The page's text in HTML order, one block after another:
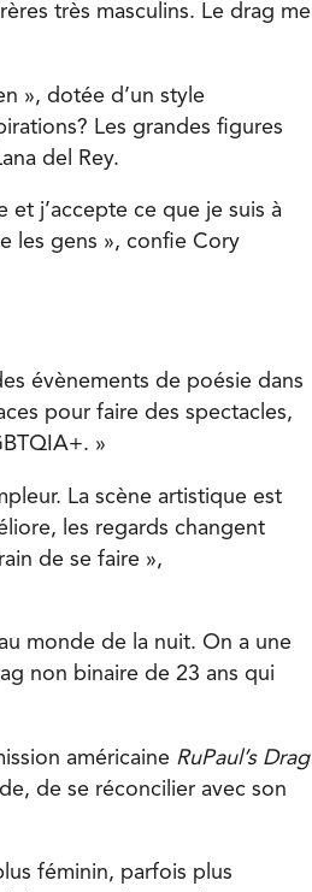
très masculins. Le drag me
», dotée d’un style
Les grandes figures
del Rey.
et j’accepte ce que je suis à
les gens », confie Cory
évènements de poésie dans
pour faire des spectacles,
»
La scène artistique est
les regards changent
de se faire »,
monde de la nuit. On a une
non binaire de 23 ans qui
américaine RuPaul’s Drag
de se réconcilier avec son
féminin, parfois plus